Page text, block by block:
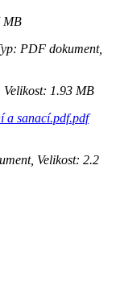
MB
PDF dokument,
1.93 MB
a sanací.pdf.pdf
Velikost: 2.2